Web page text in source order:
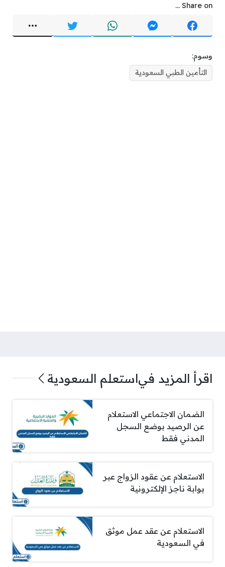
Share on ...
وسوم:
التأمين الطبي السعودية
اقرأ المزيد فياستعلم السعودية
الضمان الاجتماعي الاستعلام
عن الرصيد بوضع السجل
المدني فقط
الاستعلام عن عقود الزواج عبر
بوابة ناجز الإلكترونية
الاستعلام عن عقد عمل موثق
في السعودية